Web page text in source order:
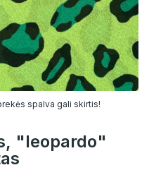
spalva gali skirtis!
"leopardo"